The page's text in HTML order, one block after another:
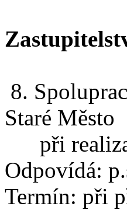
8.
Staré Město
při
Odpovídá:
Termín: při